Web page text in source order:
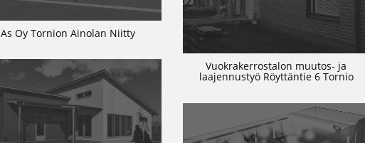
Vuokrakerrostalon muutos- ja
laajennustyö Röyttäntie 6 Tornio
As Oy Tornion Ainolan Niitty